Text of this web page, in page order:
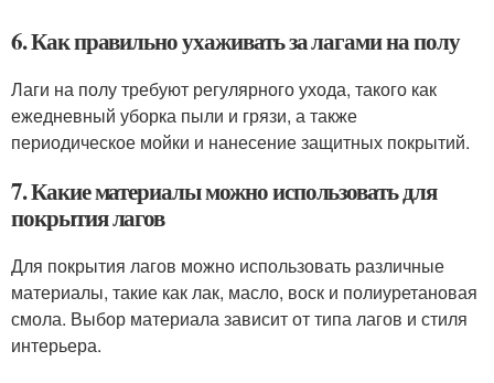
6. Как правильно ухаживать за лагами на полу
Лаги на полу требуют регулярного ухода, такого как
ежедневный уборка пыли и грязи, а также
периодическое мойки и нанесение защитных покрытий.
7. Какие материалы можно использовать для
покрытия лагов
Для покрытия лагов можно использовать различные
материалы, такие как лак, масло, воск и полиуретановая
смола. Выбор материала зависит от типа лагов и стиля
интерьера.